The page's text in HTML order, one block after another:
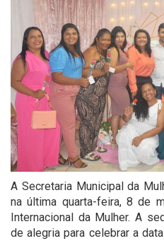
A Secretaria Municipal da
na última quarta-feira, 8 de
Internacional da Mulher. A
de alegria para celebrar a